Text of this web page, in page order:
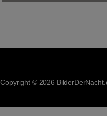
Copyright © 2026